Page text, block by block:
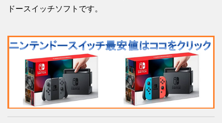
ドースイッチソフトです。